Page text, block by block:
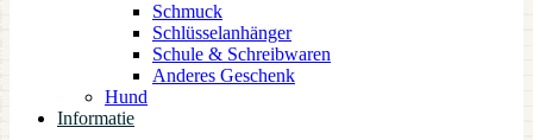
Schmuck
Schlüsselanhänger
Schule & Schreibwaren
Anderes Geschenk
Hund
Informatie